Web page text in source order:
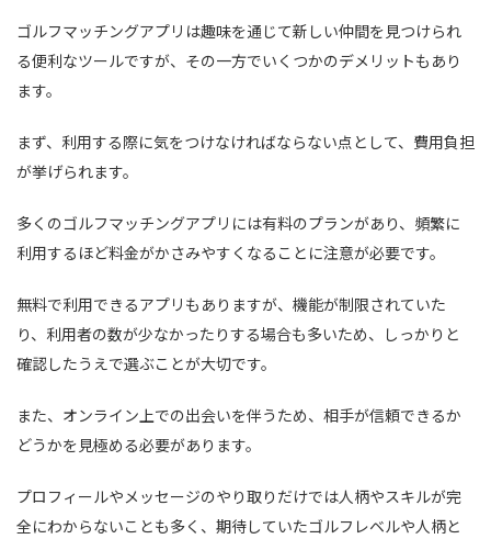
ゴルフマッチングアプリは趣味を通じて新しい仲間を見つけられ
る便利なツールですが、その一方でいくつかのデメリットもあり
ます。
まず、利用する際に気をつけなければならない点として、費用負担
が挙げられます。
多くのゴルフマッチングアプリには有料のプランがあり、頻繁に
利用するほど料金がかさみやすくなることに注意が必要です。
無料で利用できるアプリもありますが、機能が制限されていた
り、利用者の数が少なかったりする場合も多いため、しっかりと
確認したうえで選ぶことが大切です。
また、オンライン上での出会いを伴うため、相手が信頼できるか
どうかを見極める必要があります。
プロフィールやメッセージのやり取りだけでは人柄やスキルが完
全にわからないことも多く、期待していたゴルフレベルや人柄と